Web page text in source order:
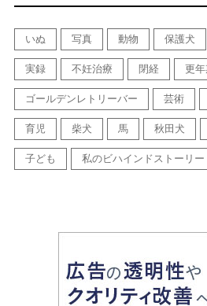
いぬ 写真 動物 保護犬
実録 不妊治療 閉経 更年
ゴールデンレトリーバー 芸術
育児 柴犬 馬 秋田犬
子ども 私のビハインドストーリー